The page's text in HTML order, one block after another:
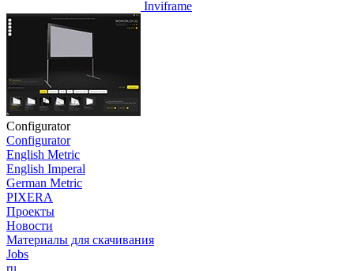
Inviframe
Configurator
Configurator
English Metric
English Imperal
German Metric
PIXERA
Проекты
Новости
Материалы для скачивания
Jobs
ru